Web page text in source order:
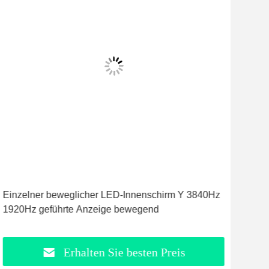
Einzelner beweglicher LED-Innenschirm Y 3840Hz
1920Hz geführte Anzeige bewegend
Erhalten Sie besten Preis